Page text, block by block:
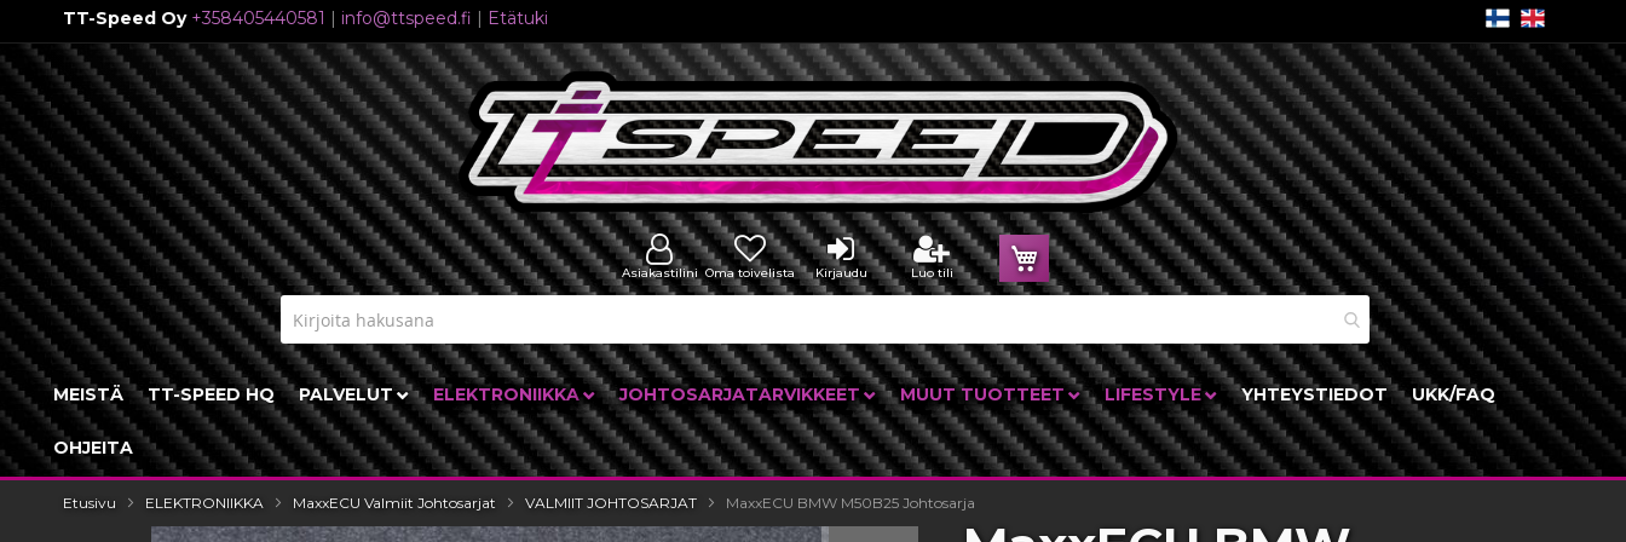
TT-Speed Oy +358405440581 | info@ttspeed.fi | Etätuki
Skip
to
Content
Ostoskori
Asiakastilini Oma toivelista Kirjaudu Luo tili
MEISTÄ TT-SPEED HQ PALVELUT ELEKTRONIIKKA JOHTOSARJATARVIKKEET MUUT TUOTTEET LIFESTYLE YHTEYSTIEDOT UKK/FAQ
OHJEITA
Etusivu ELEKTRONIIKKA MaxxECU Valmiit Johtosarjat VALMIIT JOHTOSARJAT MaxxECU BMW M50B25 Johtosarja